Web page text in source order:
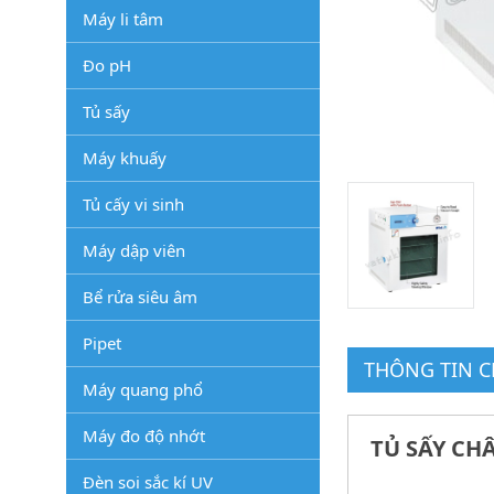
THÔNG TIN
TỦ SẤY
Máy li tâm
Đo pH
Tủ sấy
Máy khuấy
Tủ cấy vi sinh
Máy dập viên
Bể rửa siêu âm
Pipet
Máy quang phổ
Máy đo độ nhớt
Đèn soi sắc kí UV